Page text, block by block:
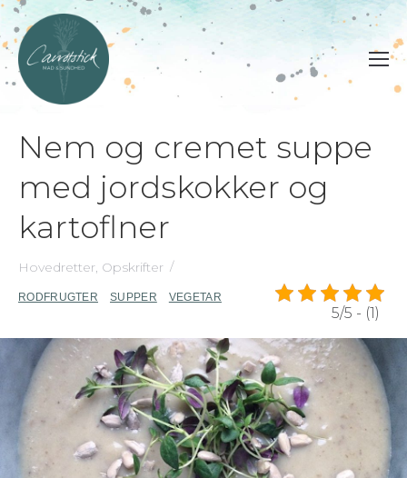
Nem og cremet suppe
med jordskokker og
kartoflner
Hovedretter, Opskrifter
RODFRUGTER SUPPER VEGETAR
5/5 - (1)